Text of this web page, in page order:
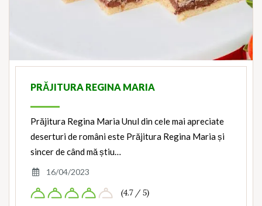
PRĂJITURA REGINA MARIA
Prăjitura Regina Maria Unul din cele mai apreciate
deserturi de români este Prăjitura Regina Maria și
sincer de când mă știu…
16/04/2023
(4.7 / 5)